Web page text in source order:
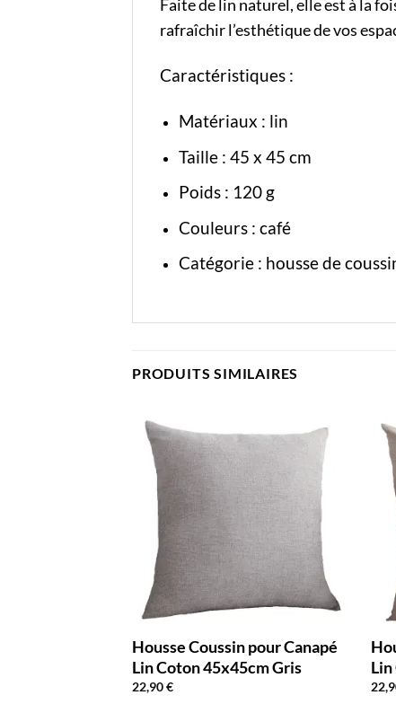
Faite de lin naturel, elle est à la
rafraîchir l’esthétique de vos
Caractéristiques :
Matériaux : lin
Taille : 45 x 45 cm
Poids : 120 g
Couleurs : café
Catégorie : housse de
PRODUITS SIMILAIRES
Housse Coussin pour Canapé
Lin Coton 45x45cm Gris
22,90€